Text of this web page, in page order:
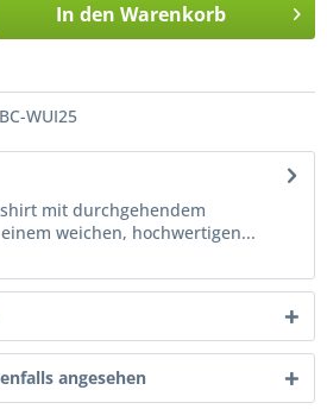
In den Warenkorb
BC-WUI25
mit durchgehendem
weichen, hochwertigen...
angesehen